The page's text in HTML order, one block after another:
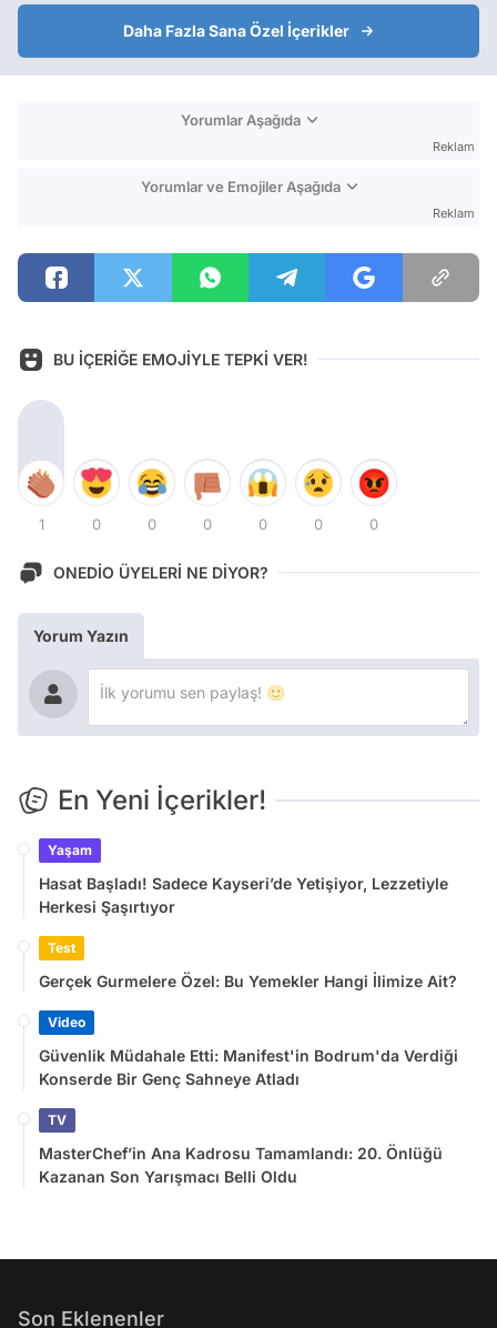
Daha Fazla Sana Özel İçerikler
Yorumlar Aşağıda
Reklam
Yorumlar ve Emojiler Aşağıda
Reklam
BU İÇERİĞE EMOJİYLE TEPKİ VER!
1 0 0 0 0 0 0
ONEDİO ÜYELERİ NE DİYOR?
Yorum Yazın
En Yeni İçerikler!
Yaşam
Hasat Başladı! Sadece Kayseri’de Yetişiyor, Lezzetiyle
Herkesi Şaşırtıyor
Test
Gerçek Gurmelere Özel: Bu Yemekler Hangi İlimize Ait?
Video
Güvenlik Müdahale Etti: Manifest'in Bodrum'da Verdiği
Konserde Bir Genç Sahneye Atladı
TV
MasterChef’in Ana Kadrosu Tamamlandı: 20. Önlüğü
Kazanan Son Yarışmacı Belli Oldu
Son Eklenenler